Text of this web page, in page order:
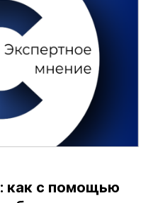
как с помощью